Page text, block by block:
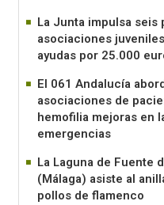
La Junta impulsa seis
asociaciones
ayudas por 25.000
El 061 Andalucía
asociaciones de
hemofilia mejoras en
emergencias
La Laguna de Fuente
(Málaga) asiste al
pollos de flamenco